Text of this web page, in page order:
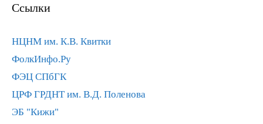
Ссылки
НЦНМ им. К.В. Квитки
ФолкИнфо.Ру
ФЭЦ СПбГК
ЦРФ ГРДНТ им. В.Д. Поленова
ЭБ "Кижи"